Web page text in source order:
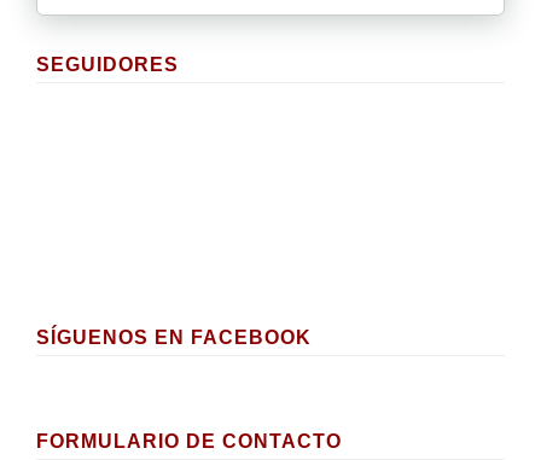
SEGUIDORES
SÍGUENOS EN FACEBOOK
FORMULARIO DE CONTACTO